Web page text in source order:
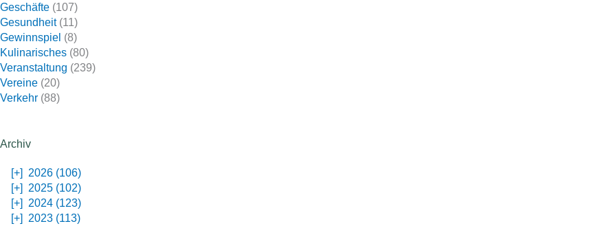
Geschäfte (107)
Gesundheit(11)
Gewinnspiel (8)
Kulinarisches (80)
Veranstaltung (239)
Vereine (20)
Verkehr (88)
Archiv
[+]
2026 (106)
[+]
2025 (102)
[+]
2024 (123)
[+]
2023 (113)